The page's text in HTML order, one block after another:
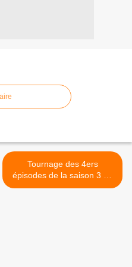
Tournage des 4ers
épisodes de la saison 3 de
la série Astrid et Raphaëlle